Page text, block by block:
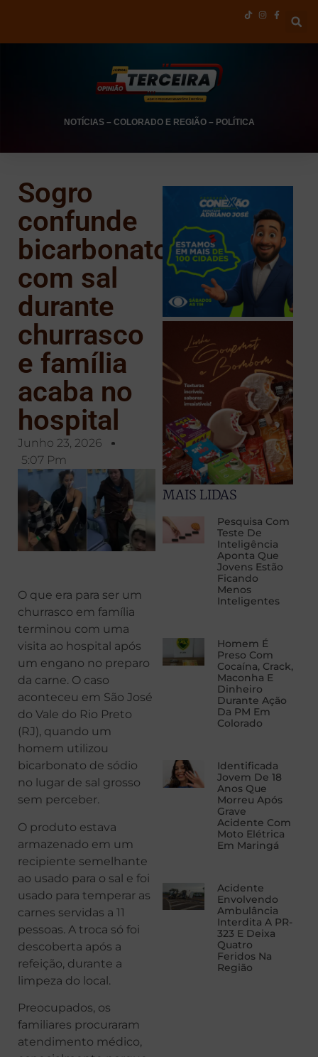
NOTÍCIAS– COLORADO E REGIÃO– POLÍTICA
Sogro
confunde
bicarbonato
com sal
durante
churrasco
e família
acaba no
hospital
Junho 23, 2026
5:07 Pm
O que era para ser um
churrasco em família
terminou com uma
visita ao hospital após
um engano no preparo
da carne. O caso
aconteceu em São José
do Vale do Rio Preto
(RJ), quando um
homem utilizou
bicarbonato de sódio
no lugar de sal grosso
sem perceber.
O produto estava
armazenado em um
recipiente semelhante
ao usado para o sal e foi
usado para temperar as
carnes servidas a 11
pessoas. A troca só foi
descoberta após a
refeição, durante a
limpeza do local.
Preocupados, os
familiares procuraram
atendimento médico,
MAIS LIDAS
Pesquisa Com
Teste De
Inteligência
Aponta Que
Jovens Estão
Ficando
Menos
Inteligentes
Homem É
Preso Com
Cocaína, Crack,
Maconha E
Dinheiro
Durante Ação
Da PM Em
Colorado
Identificada
Jovem De 18
Anos Que
Morreu Após
Grave
Acidente Com
Moto Elétrica
Em Maringá
Acidente
Envolvendo
Ambulância
Interdita A PR-
323 E Deixa
Quatro
Feridos Na
Região